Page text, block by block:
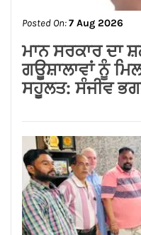
Posted On:7 Aug 2026
ਮਾਨ ਸਰਕਾਰ ਦਾ
ਗਊਸ਼ਾਲਾਵਾਂ ਨੂੰ
ਸਹੂਲਤ: ਸੰਜੀਵ